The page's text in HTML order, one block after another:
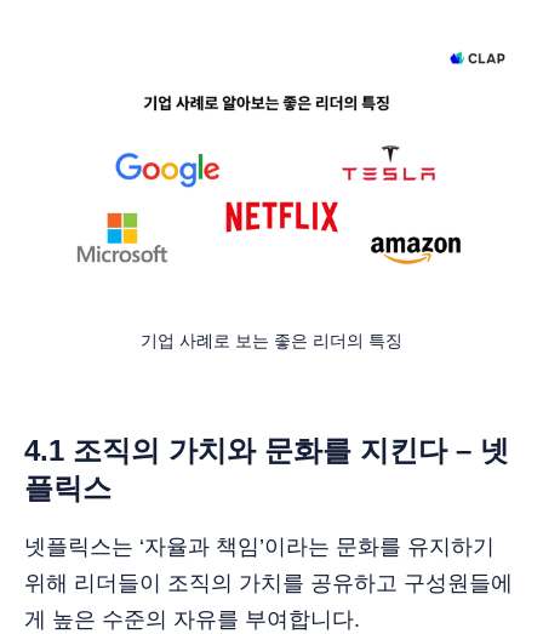
기업 사례로 보는 좋은 리더의 특징
4.1 조직의 가치와 문화를 지킨다 – 넷
플릭스
넷플릭스는 ‘자율과 책임’이라는 문화를 유지하기
위해 리더들이 조직의 가치를 공유하고 구성원들에
게 높은 수준의 자유를 부여합니다.